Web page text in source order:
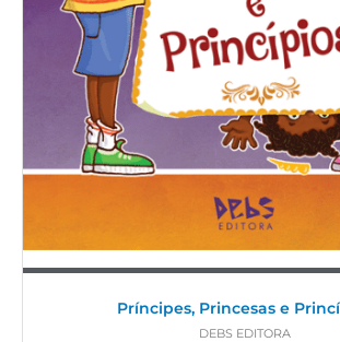
Príncipes, Princesas e
DEBS EDITORA